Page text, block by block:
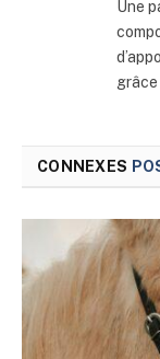
Une
grâce
CONNEXES